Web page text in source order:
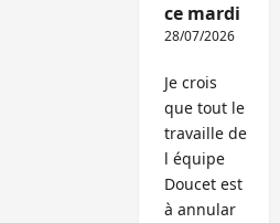
ce mardi
28/07/2026
Je crois
que tout le
travaille de
l équipe
Doucet est
à annular